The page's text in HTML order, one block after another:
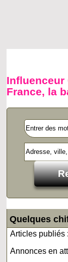
Influenceur
France, la
Quelques
Articles publiés
Annonces en